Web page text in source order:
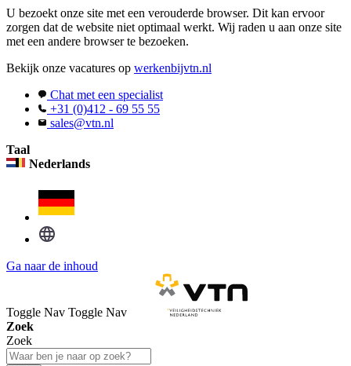
U bezoekt onze site met een verouderde browser. Dit kan ervoor
zorgen dat de website niet optimaal werkt. Wij raden u aan onze site
met een andere browser te bezoeken.
Bekijk onze vacatures op werkenbijvtn.nl
Chat met een specialist
+31 (0)412 - 69 55 55
sales@vtn.nl
Taal
Nederlands
Ga naar de inhoud
Toggle Nav Toggle Nav
Zoek
Zoek